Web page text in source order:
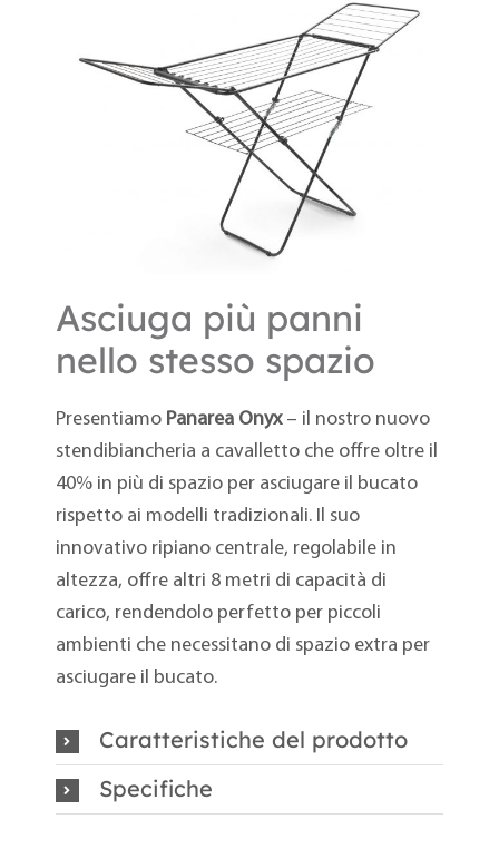
Asciuga più panni
nello stesso spazio
Presentiamo Panarea Onyx – il nostro nuovo
stendibiancheria a cavalletto che offre oltre il
40% in più di spazio per asciugare il bucato
rispetto ai modelli tradizionali. Il suo
innovativo ripiano centrale, regolabile in
altezza, offre altri 8 metri di capacità di
carico, rendendolo perfetto per piccoli
ambienti che necessitano di spazio extra per
asciugare il bucato.
Caratteristiche del prodotto
Specifiche